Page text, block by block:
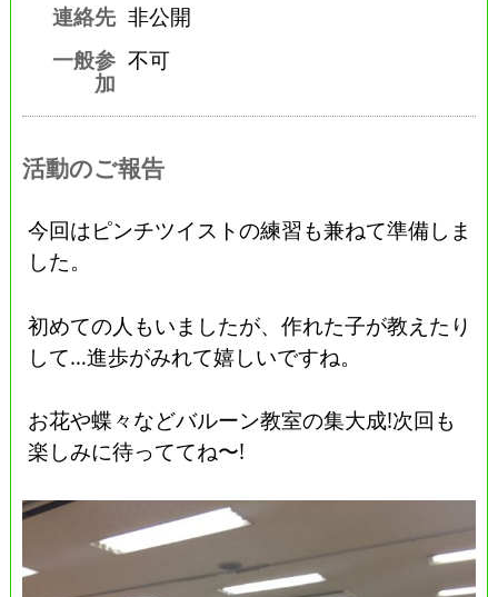
連絡先 非公開
一般参
加
不可
活動のご報告
今回はピンチツイストの練習も兼ねて準備しま
した。
初めての人もいましたが、作れた子が教えたり
して…進歩がみれて嬉しいですね。
お花や蝶々などバルーン教室の集大成!次回も
楽しみに待っててね〜!